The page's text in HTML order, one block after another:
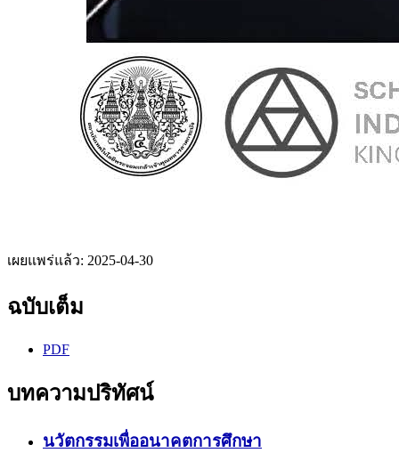
เผยแพร่แล้ว: 2025-04-30
ฉบับเต็ม
PDF
บทความปริทัศน์
นวัตกรรมเพื่ออนาคตการศึกษา